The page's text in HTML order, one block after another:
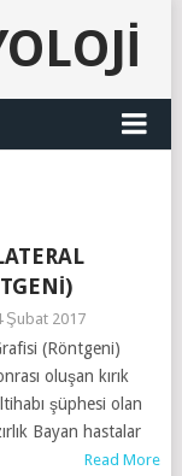
Şubat 2017
(Röntgeni)
oluşan kırık
şüphesi olan
Bayan hastalar
Read More